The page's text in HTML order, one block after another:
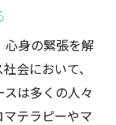
心身の緊張を解
会において、
スは多くの人々
テラピーやマ